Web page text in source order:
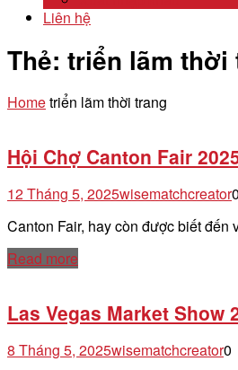
Liên hệ
Thẻ: triển lãm thời
Hometriển lãm thời trang
Hội Chợ Canton Fair
12 Tháng 5, 2025wisematchcreator0
Canton Fair, hay còn được biết
Read more
Las Vegas Market Show
8 Tháng 5, 2025wisematchcreator0